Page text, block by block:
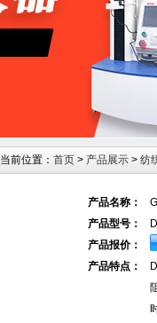
当前位置： 首页 > 产品展示 > 纺
产品名称：
产品型号：
产品报价：
产品特点：